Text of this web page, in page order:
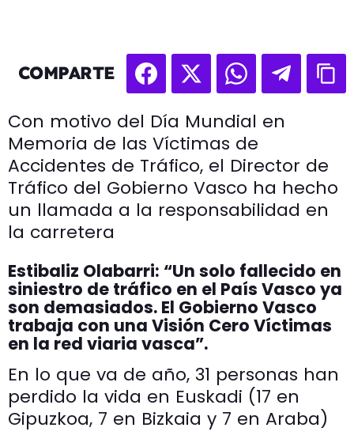
COMPARTE
Con motivo del Día Mundial en
Memoria de las Víctimas de
Accidentes de Tráfico, el Director de
Tráfico del Gobierno Vasco ha hecho
un llamada a la responsabilidad en
la carretera
Estibaliz Olabarri: “Un solo fallecido en
siniestro de tráfico en el País Vasco ya
son demasiados. El Gobierno Vasco
trabaja con una Visión Cero Víctimas
en la red viaria vasca”.
En lo que va de año, 31 personas han
perdido la vida en Euskadi (17 en
Gipuzkoa, 7 en Bizkaia y 7 en Araba)